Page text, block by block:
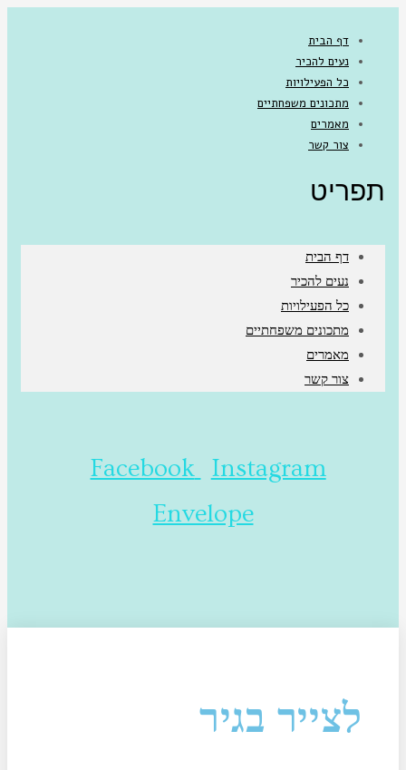
דף הבית
נעים להכיר
כל הפעילויות
מתכונים משפחתיים
מאמרים
צור קשר
תפריט
דף הבית
נעים להכיר
כל הפעילויות
מתכונים משפחתיים
מאמרים
צור קשר
Facebook
Instagram
Envelope
לצייר בגיר